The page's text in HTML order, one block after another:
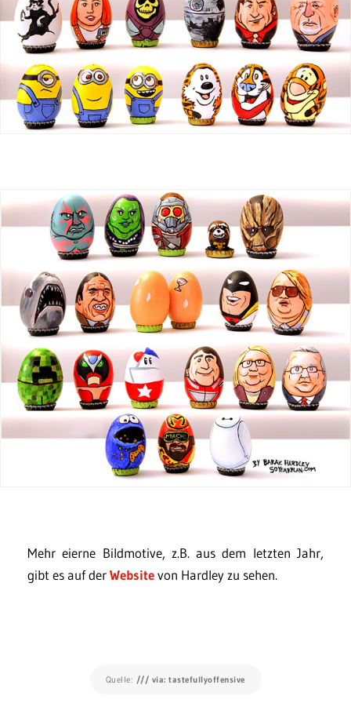
Mehr eierne Bildmotive, z.B. aus dem letzten Jahr,
gibt es auf derWebsitevon Hardley zu sehen.
Quelle: /// via: tastefullyoffensive